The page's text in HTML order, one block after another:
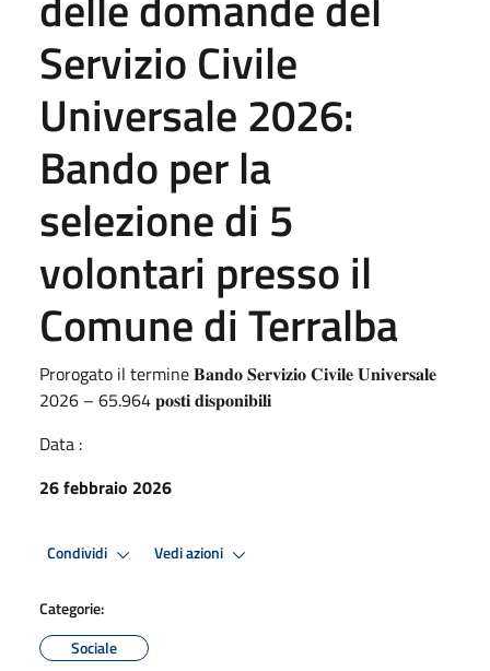
Servizio Civile
Universale 2026:
Bando per la
selezione di 5
volontari presso il
Comune di Terralba
Prorogato il termine 𝐁𝐚𝐧𝐝𝐨 𝐒𝐞𝐫𝐯𝐢𝐳𝐢𝐨 𝐂𝐢𝐯𝐢𝐥𝐞 𝐔𝐧𝐢𝐯𝐞𝐫𝐬𝐚𝐥𝐞
2026 – 65.964 𝐩𝐨𝐬𝐭𝐢 𝐝𝐢𝐬𝐩𝐨𝐧𝐢𝐛𝐢𝐥𝐢
Data :
26 febbraio 2026
Condividi Vedi azioni
Categorie:
Sociale